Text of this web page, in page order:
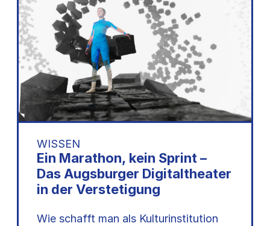
WISSEN
Ein Marathon, kein Sprint –
Das Augsburger Digitaltheater
in der Verstetigung
Wie schafft man als Kulturinstitution